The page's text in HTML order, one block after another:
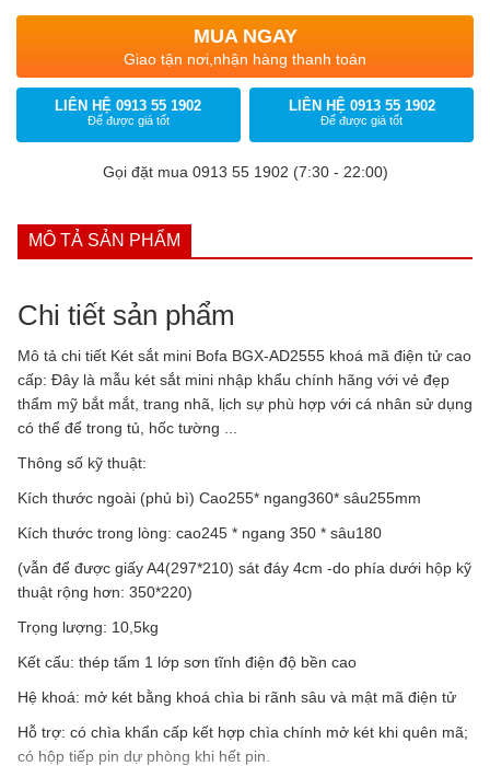
MUA NGAY
Giao tận nơi,nhận hàng thanh toán
LIÊN HỆ 0913 55 1902
Để được giá tốt
LIÊN HỆ 0913 55 1902
Để được giá tốt
Gọi đặt mua 0913 55 1902 (7:30 - 22:00)
MÔ TẢ SẢN PHẨM
Chi tiết sản phẩm
Mô tả chi tiết Két sắt mini Bofa BGX-AD2555 khoá mã điện tử cao
cấp: Đây là mẫu két sắt mini nhập khẩu chính hãng với vẻ đẹp
thẩm mỹ bắt mắt, trang nhã, lịch sự phù hợp với cá nhân sử dụng
có thể để trong tủ, hốc tường ...
Thông số kỹ thuật:
Kích thước ngoài (phủ bì) Cao255* ngang360* sâu255mm
Kích thước trong lòng: cao245 * ngang 350 * sâu180
(vẫn để được giấy A4(297*210) sát đáy 4cm -do phía dưới hộp kỹ
thuật rộng hơn: 350*220)
Trọng lượng: 10,5kg
Kết cấu: thép tấm 1 lớp sơn tĩnh điện độ bền cao
Hệ khoá: mở két bằng khoá chìa bi rãnh sâu và mật mã điện tử
Hỗ trợ: có chìa khẩn cấp kết hợp chìa chính mở két khi quên mã;
có hộp tiếp pin dự phòng khi hết pin.